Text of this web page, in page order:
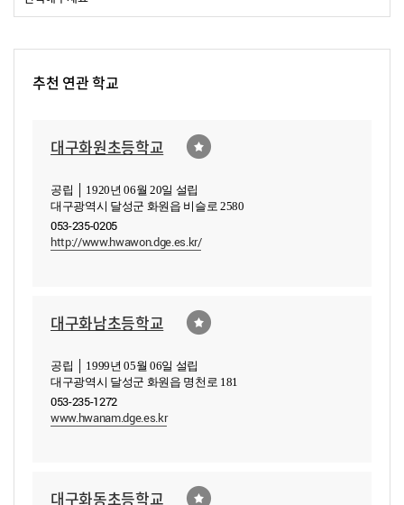
추천 연관 학교
대구화원초등학교
공립 │ 1920년 06월 20일 설립
대구광역시 달성군 화원읍 비슬로 2580
053-235-0205
http://www.hwawon.dge.es.kr/
대구화남초등학교
공립 │ 1999년 05월 06일 설립
대구광역시 달성군 화원읍 명천로 181
053-235-1272
www.hwanam.dge.es.kr
대구화동초등학교